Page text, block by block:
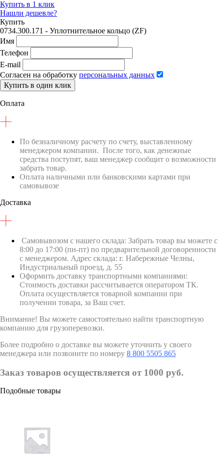
Купить в 1 клик
Нашли дешевле?
Купить
0734.300.171 - Уплотнительное кольцо (ZF)
Имя
Телефон
E-mail
Согласен на обработку персональных данных
Купить в один клик
Оплата
По безналичному расчету по счету, выставленному
менеджером компании. После того, как денежные
средства поступят, ваш менеджер сообщит о возможности
забрать товар.
Оплата наличными или банковскими картами при
самовывозе
Доставка
Самовывозом с нашего склада: Забрать товар вы можете с
8:00 до 17:00 (пн-пт) по предварительной договоренности
с менеджером. Адрес склада: г. Набережные Челны,
Индустриальный проезд, д. 55
Оформить доставку транспортными компаниями:
Стоимость доставки рассчитывается оператором ТК.
Оплата осуществляется товарной компании при
получении товара, за Ваш счет.
Внимание! Вы можете самостоятельно найти транспортную
компанию для грузоперевозки.
Более подробно о доставке вы можете уточнить у своего
менеджера или позвоните по номеру 8 800 5505 865
Заказ товаров осуществляется от 1000 руб.
Подобные товары